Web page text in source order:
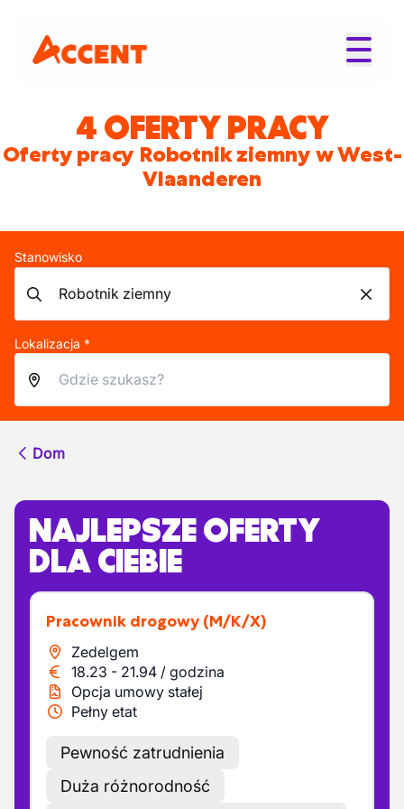
4 OFERTY PRACY
Oferty pracy Robotnik ziemny w West-
Vlaanderen
Stanowisko
Lokalizacja *
Dom
NAJLEPSZE OFERTY
DLA CIEBIE
Pracownik drogowy (M/K/X)
Zedelgem
18.23 - 21.94 / godzina
Opcja umowy stałej
Pełny etat
Pewność zatrudnienia
Duża różnorodność